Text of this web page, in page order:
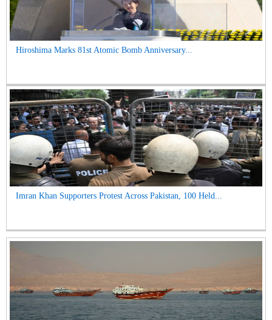
Hiroshima Marks 81st Atomic Bomb Anniversary...
Imran Khan Supporters Protest Across Pakistan, 100 Held...